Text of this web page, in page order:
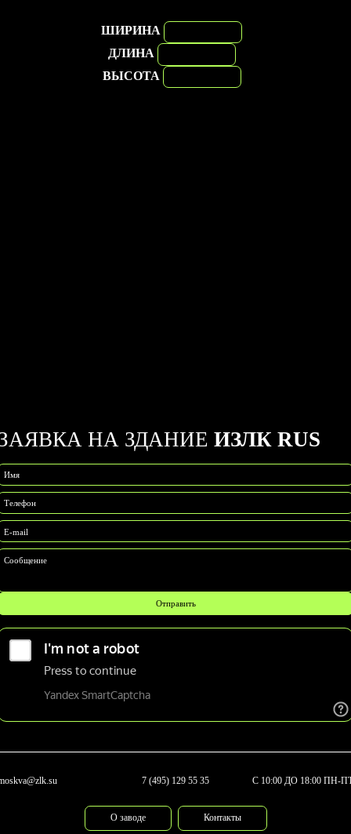
ШИРИНА
ДЛИНА
ВЫСОТА
НА ЗДАНИЕ ИЗЛК RUS
Имя
Телефон
E-mail
Сообщение
7 (495) 129 55 35 С 10:00 ДО 18:00 ПН-
О заводе Контакты